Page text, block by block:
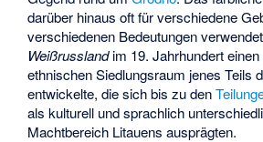
darüber hinaus oft für verschiedene
verschiedenen Bedeutungen
Weißrusslandim 19. Jahrhundert
ethnischen Siedlungsraum jenes Teils
entwickelte, die sich bis zu den
als kulturell und sprachlich
Machtbereich Litauens ausprägten.